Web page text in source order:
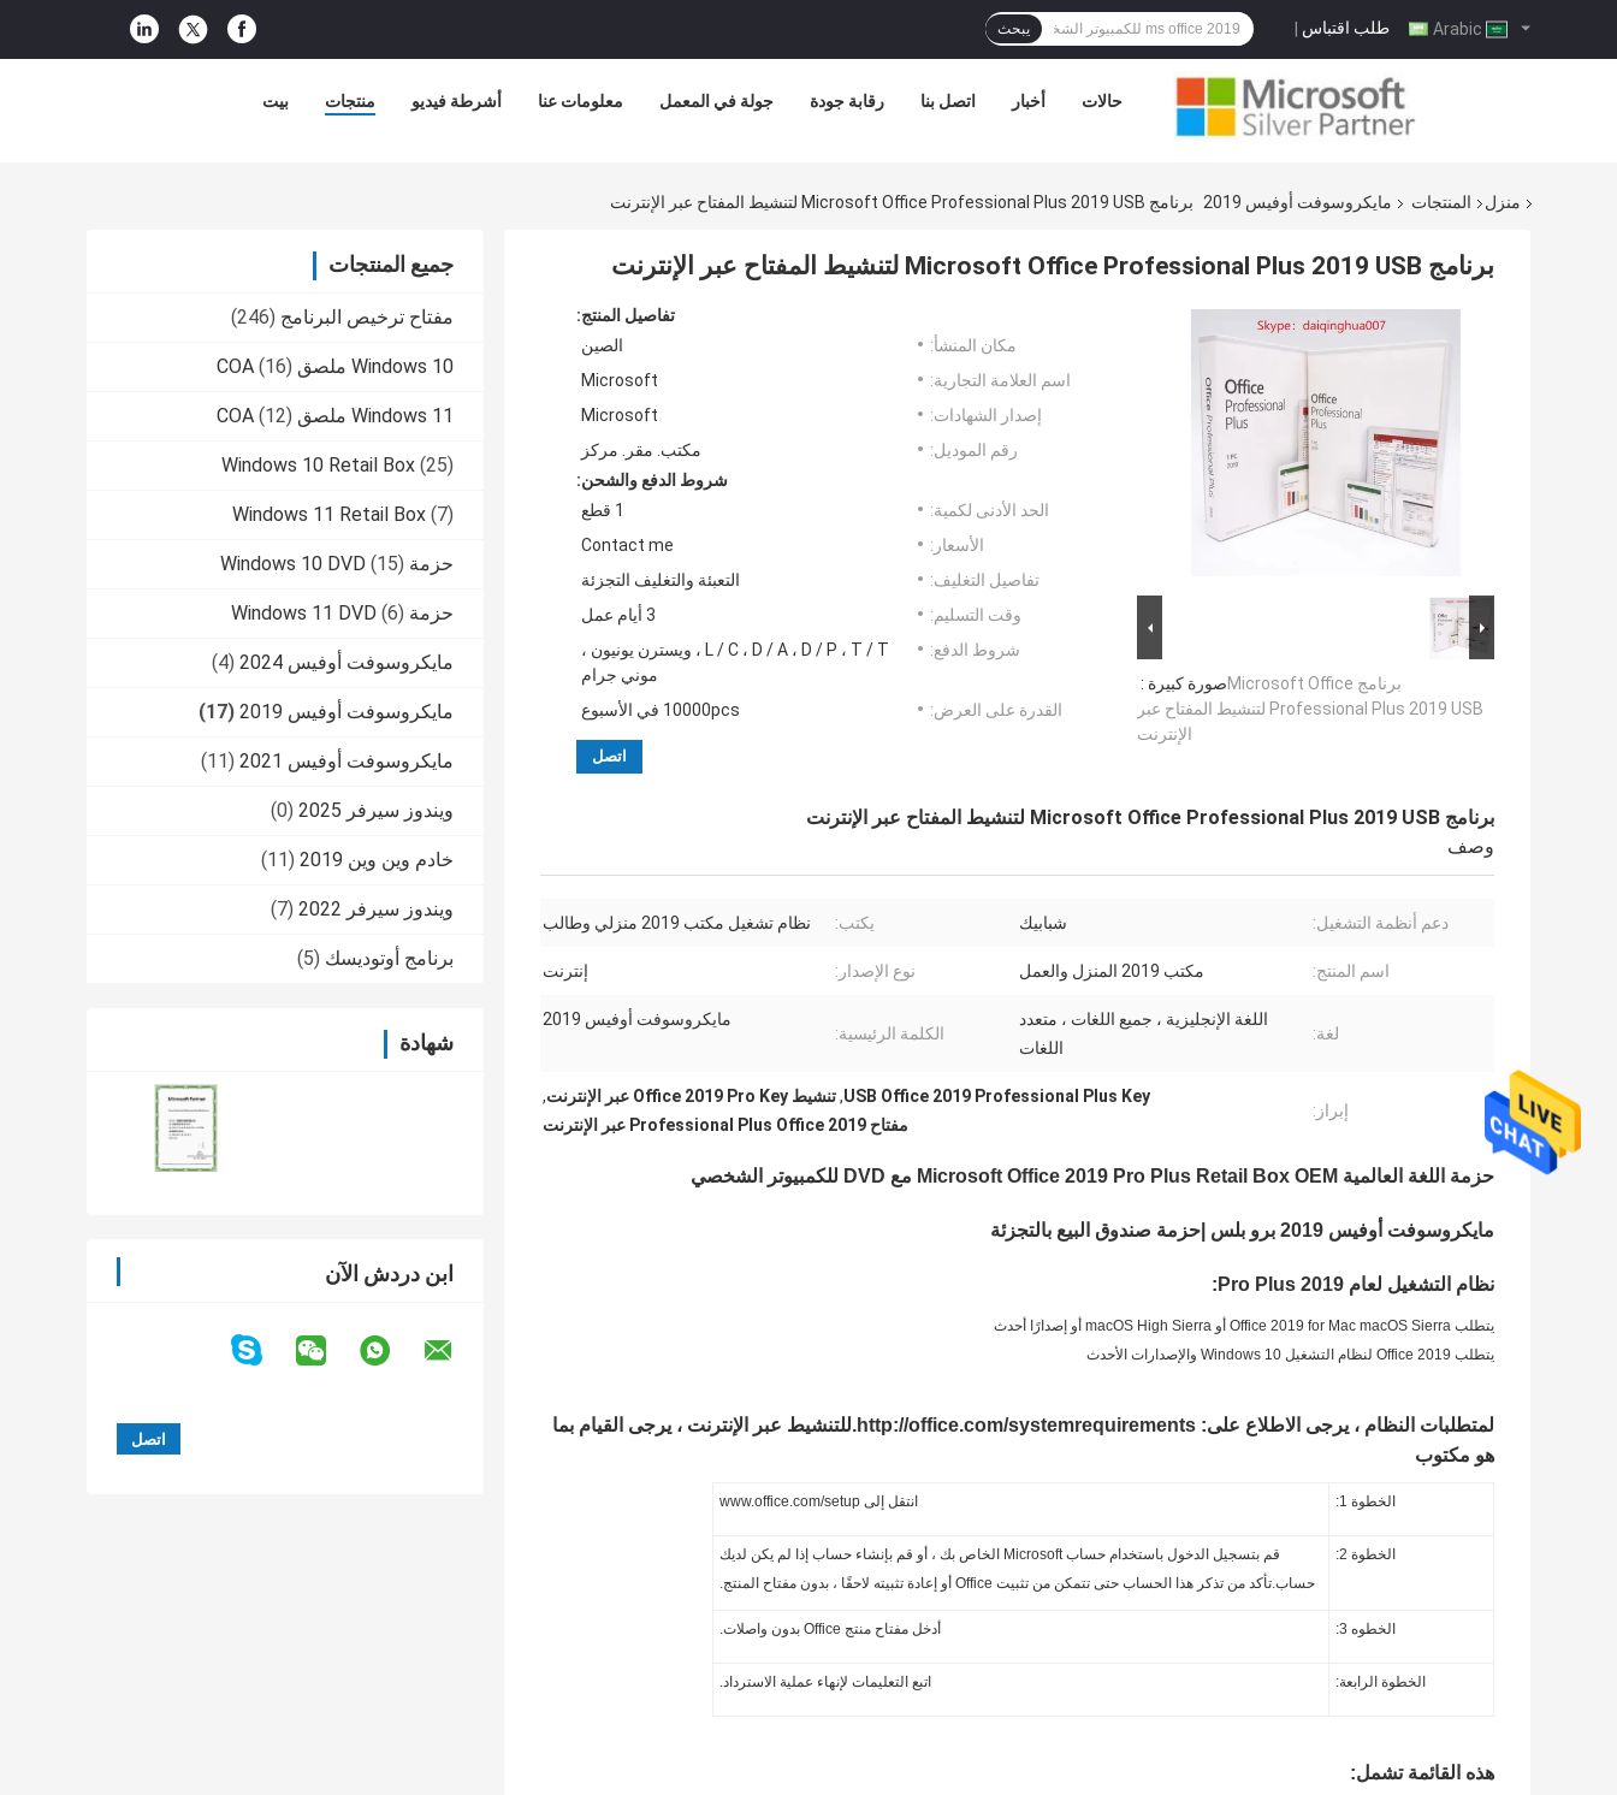
طلب اقتباس | يبحث
بيت منتجات أشرطة فيديو معلومات عنا جولة في المعمل رقابة جودة اتصل بنا أخبار حالات
منزل المنتجات مايكروسوفت أوفيس 2019 برنامج Microsoft Office Professional Plus 2019 USB لتنشيط المفتاح عبر الإنترنت
جميع المنتجات
مفتاح ترخيص البرنامج (246)
Windows 10 ملصق COA (16)
Windows 11 ملصق COA (12)
Windows 10 Retail Box (25)
Windows 11 Retail Box (7)
حزمة Windows 10 DVD (15)
حزمة Windows 11 DVD (6)
مايكروسوفت أوفيس 2024 (4)
مايكروسوفت أوفيس 2019 (17)
مايكروسوفت أوفيس 2021 (11)
ويندوز سيرفر 2025 (0)
خادم وين وين 2019 (11)
ويندوز سيرفر 2022 (7)
برنامج أوتوديسك (5)
شهادة
ابن دردش الآن
برنامج Microsoft Office Professional Plus 2019 USB لتنشيط المفتاح عبر الإنترنت
صورة كبيرة :برنامج Microsoft Office
Professional Plus 2019 USB لتنشيط المفتاح عبر
الإنترنت
تفاصيل المنتج:
مكان المنشأ:
الصين
اسم العلامة التجارية:
Microsoft
إصدار الشهادات:
Microsoft
رقم الموديل:
مكتب. مقر. مركز
شروط الدفع والشحن:
الحد الأدنى لكمية:
1 قطع
الأسعار:
Contact me
تفاصيل التغليف:
التعبئة والتغليف التجزئة
وقت التسليم:
3 أيام عمل
شروط الدفع:
L / C ، D / A ، D / P ، T / T ، ويسترن يونيون ،
موني جرام
القدرة على العرض:
10000pcs في الأسبوع
اتصل
برنامج Microsoft Office Professional Plus 2019 USB لتنشيط المفتاح عبر الإنترنت
وصف
دعم أنظمة التشغيل: شبابيك يكتب: نظام تشغيل مكتب 2019 منزلي وطالب
اسم المنتج: مكتب 2019 المنزل والعمل نوع الإصدار: إنترنت
لغة:
اللغة الإنجليزية ، جميع اللغات ، متعدد
اللغات
الكلمة الرئيسية:
مايكروسوفت أوفيس 2019
إبراز:
USB Office 2019 Professional Plus Key
,تنشيط Office 2019 Pro Key عبر الإنترنت
,
مفتاح Professional Plus Office 2019 عبر الإنترنت
حزمة اللغة العالمية Microsoft Office 2019 Pro Plus Retail Box OEM مع DVD للكمبيوتر الشخصي
مايكروسوفت أوفيس 2019 برو بلس |حزمة صندوق البيع بالتجزئة
نظام التشغيل لعام 2019 Pro Plus:
يتطلب Office 2019 for Mac macOS Sierra أو macOS High Sierra أو إصدارًا أحدث
يتطلب Office 2019 لنظام التشغيل Windows 10 والإصدارات الأحدث
لمتطلبات النظام ، يرجى الاطلاع على: http://office.com/systemrequirements.للتنشيط عبر الإنترنت ، يرجى القيام بما
هو مكتوب
الخطوة 1: انتقل إلى www.office.com/setup
الخطوة 2:
قم بتسجيل الدخول باستخدام حساب Microsoft الخاص بك ، أو قم بإنشاء حساب إذا لم يكن لديك
حساب.تأكد من تذكر هذا الحساب حتى تتمكن من تثبيت Office أو إعادة تثبيته لاحقًا ، بدون مفتاح المنتج.
الخطوه 3: أدخل مفتاح منتج Office بدون واصلات.
الخطوة الرابعة: اتبع التعليمات لإنهاء عملية الاسترداد.
هذه القائمة تشمل: